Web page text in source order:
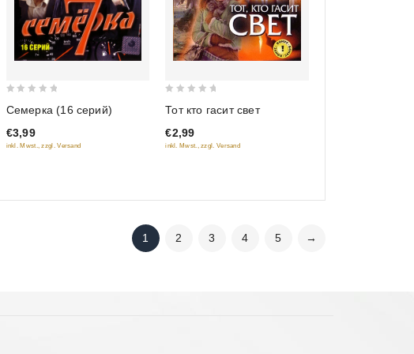
of
5
Семерка (16 серий)
€3,99
inkl. Mwst., zzgl. Versand
of
5
Тот кто гасит свет
€2,99
inkl. Mwst., zzgl. Versand
1 2 3 4 5 →